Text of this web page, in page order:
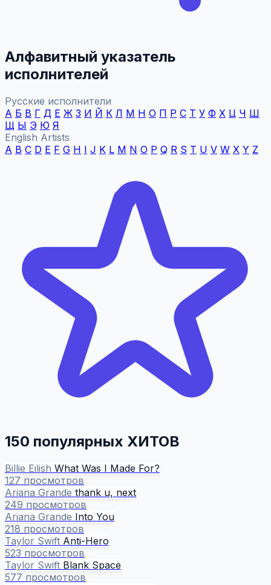
Алфавитный указатель
исполнителей
Русские исполнители
А Б В Г Д Е Ж З И Й К Л М Н О П Р С Т У Ф Х Ц Ч Ш
Щ Ы Э Ю Я
English Artists
A B C D E F G H I J K L M N O P Q R S T U V W X Y Z
150 популярных ХИТОВ
Billie Eilish What Was I Made For?
127 просмотров
Ariana Grande thank u, next
249 просмотров
Ariana Grande Into You
218 просмотров
Taylor Swift Anti-Hero
523 просмотров
Taylor Swift Blank Space
577 просмотров